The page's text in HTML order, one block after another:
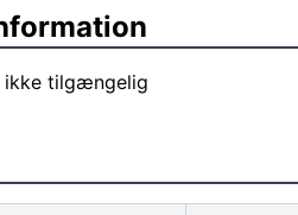
ikke tilgængelig